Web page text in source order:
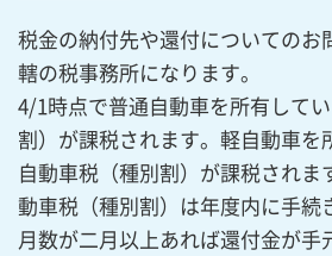
税金の納付先や還付についてのお
轄の税事務所になります。
4/1時点で普通自動車を所有して
割）が課税されます。軽自動車を
自動車税（種別割）が課税されま
動車税（種別割）は年度内に手続
月数が二月以上あれば還付金が手